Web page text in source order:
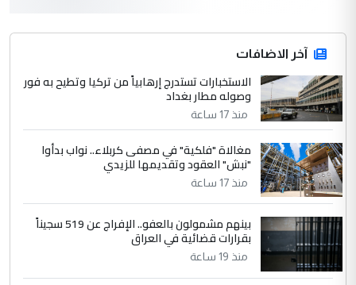
جنسية الرافد الثالث للعراق ومن اصول عريقة
ابا فرات ...
الموضوع :
الجواهري يرد على صدام حسين سل
مضجعيك يابن الزنا (نص كامل)
حيدر عاشور
التعليق : تحياتي لك استاذ حامدتركان. كلام
دقيق ومسؤول؛ فالاستثمار الحقيقي للإنسان
وثروات البلد يعتمد على الكفاءة ...
الموضوع :
بين الإهمال واغتصاب الأرض.. بلاد
الرافدين تعاني الجفاف والتصحر!!
آخر الاضافات
الاستخبارات تستدرج إرهابياً من تركيا وتطيح به فور
وصوله مطار بغداد
منذ 17 ساعة
مغالاة "فلكية" في مصفى كربلاء.. نواب بدأوا
"نبش" العقود وتقديمها للزيدي
منذ 17 ساعة
بينهم مشمولون بالعفو.. الإفراج عن 519 سجيناً
بقرارات قضائية في العراق
منذ 19 ساعة